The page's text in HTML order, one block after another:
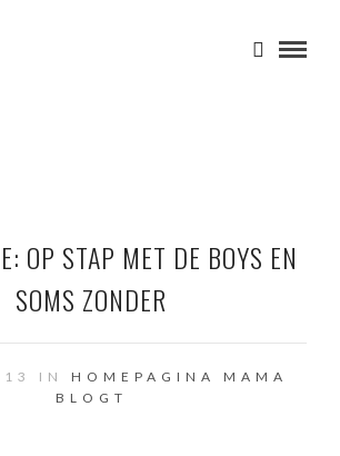
OP STAP MET DE BOYS EN
SOMS ZONDER
IN HOMEPAGINA
MAMA
BLOGT